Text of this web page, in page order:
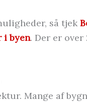
så tjek
i byen. Der er
Mange af